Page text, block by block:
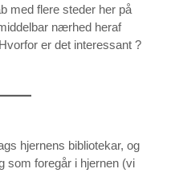
med flere steder her på
nærhed heraf
er det interessant ?
hjernens bibliotekar, og
som foregår i hjernen (vi